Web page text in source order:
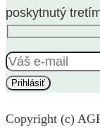
poskytnutý
Copyright (c)